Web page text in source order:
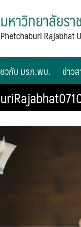
มหาวิทยาลัยร
Phetchaburi Rajabhat
วกับ มรภ.พบ. ข่าว